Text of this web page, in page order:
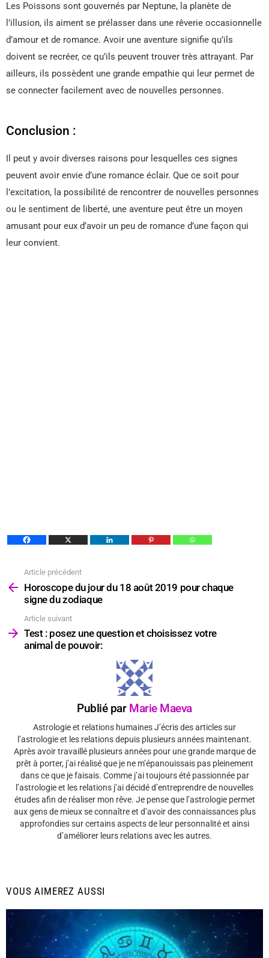
Les Poissons sont gouvernés par Neptune, la planète de
l’illusion, ils aiment se prélasser dans une rêverie occasionnelle
d’amour et de romance. Avoir une aventure signifie qu’ils
doivent se recréer, ce qu’ils peuvent trouver très attrayant. Par
ailleurs, ils possèdent une grande empathie qui leur permet de
se connecter facilement avec de nouvelles personnes.
Conclusion :
Il peut y avoir diverses raisons pour lesquelles ces signes
peuvent avoir envie d’une romance éclair. Que ce soit pour
l’excitation, la possibilité de rencontrer de nouvelles personnes
ou le sentiment de liberté, une aventure peut être un moyen
amusant pour eux d’avoir un peu de romance d’une façon qui
leur convient.
plus
Article précédent
Horoscope du jour du 18 août 2019 pour chaque
signe du zodiaque
Article suivant
Test : posez une question et choisissez votre
animal de pouvoir:
Publié par Marie Maeva
Astrologie et relations humaines J’écris des articles sur
l’astrologie et les relations depuis plusieurs années maintenant.
Après avoir travaillé plusieurs années pour une grande marque de
prêt à porter, j’ai réalisé que je ne m’épanouissais pas pleinement
dans ce que je faisais. Comme j’ai toujours été passionnée par
l’astrologie et les relations j’ai décidé d’entreprendre de nouvelles
études afin de réaliser mon rêve. Je pense que l’astrologie permet
aux gens de mieux se connaître et d’avoir des connaissances plus
approfondies sur certains aspects de leur personnalité et ainsi
d’améliorer leurs relations avec les autres.
VOUS AIMEREZ AUSSI